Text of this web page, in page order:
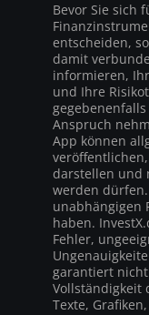
Bevor Sie sich
entscheiden,
damit
informieren,
und Ihre
Anspruch
App können
darstellen und
werden
unabhängigen
haben.
Fehler,
garantiert
Vollständigkeit
Texte,